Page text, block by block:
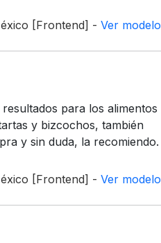
[Frontend] - Ver modelo
para los alimentos
y bizcochos, también
y sin duda, la recomiendo.
[Frontend] - Ver modelo